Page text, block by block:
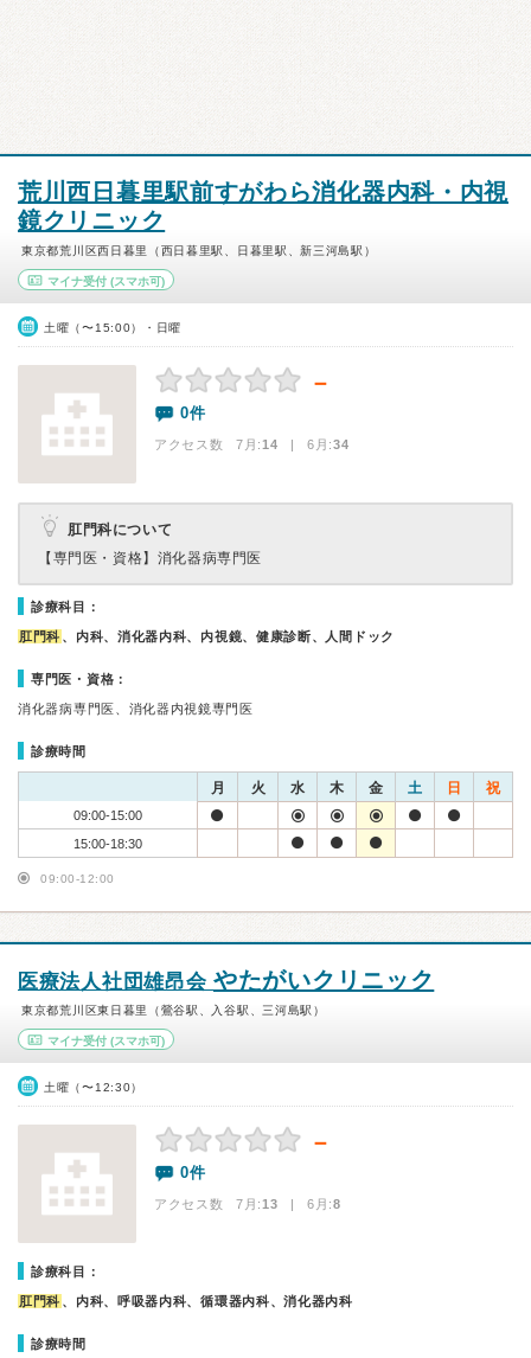
荒川西日暮里駅前すがわら消化器内科・内視
鏡クリニック
東京都荒川区西日暮里（西日暮里駅、日暮里駅、新三河島駅）
マイナ受付 (スマホ可)
土曜（〜15:00）・日曜
－
0件
アクセス数 7月:14 | 6月:34
肛門科について
【専門医・資格】 消化器病専門医
診療科目：
肛門科 、内科、消化器内科、内視鏡、健康診断、人間ドック
専門医・資格：
消化器病専門医、消化器内視鏡専門医
診療時間
月 火 水 木 金 土 日 祝
09:00-15:00
15:00-18:30
09:00-12:00
医療法人社団雄昂会 やたがいクリニック
東京都荒川区東日暮里（鶯谷駅、入谷駅、三河島駅）
マイナ受付 (スマホ可)
土曜（〜12:30）
－
0件
アクセス数 7月:13 | 6月:8
診療科目：
肛門科 、内科、呼吸器内科、循環器内科、消化器内科
診療時間